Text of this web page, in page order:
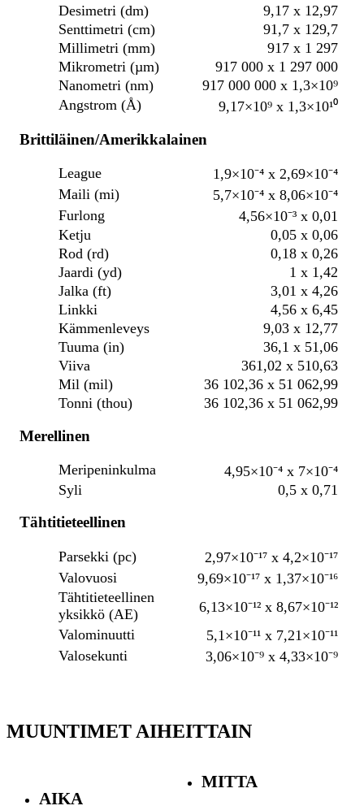
Desimetri (dm)
9,17 x 12,97
Senttimetri (cm)
91,7 x 129,7
Millimetri (mm)
917 x 1 297
Mikrometri (µm)
917 000 x 1 297 000
Nanometri (nm)
917 000 000 x 1,3×10⁹
Angstrom (Å)
9,17×10⁹ x 1,3×10¹⁰
Brittiläinen/Amerikkalainen
League
1,9×10⁻⁴ x 2,69×10⁻⁴
Maili (mi)
5,7×10⁻⁴ x 8,06×10⁻⁴
Furlong
4,56×10⁻³ x 0,01
Ketju
0,05 x 0,06
Rod (rd)
0,18 x 0,26
Jaardi (yd)
1 x 1,42
Jalka (ft)
3,01 x 4,26
Linkki
4,56 x 6,45
Kämmenleveys
9,03 x 12,77
Tuuma (in)
36,1 x 51,06
Viiva
361,02 x 510,63
Mil (mil)
36 102,36 x 51 062,99
Tonni (thou)
36 102,36 x 51 062,99
Merellinen
Meripeninkulma
4,95×10⁻⁴ x 7×10⁻⁴
Syli
0,5 x 0,71
Tähtitieteellinen
Parsekki (pc)
2,97×10⁻¹⁷ x 4,2×10⁻¹⁷
Valovuosi
9,69×10⁻¹⁷ x 1,37×10⁻¹⁶
Tähtitieteellinen
yksikkö (AE)
6,13×10⁻¹² x 8,67×10⁻¹²
Valominuutti
5,1×10⁻¹¹ x 7,21×10⁻¹¹
Valosekunti
3,06×10⁻⁹ x 4,33×10⁻⁹
MUUNTIMET AIHEITTAIN
AIKA
MITTA